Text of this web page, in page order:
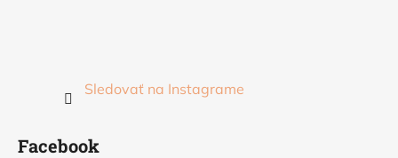
Sledovať na Instagrame
Facebook